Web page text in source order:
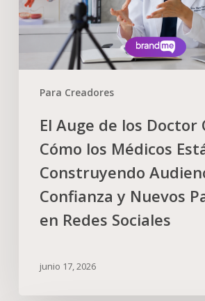
Para Creadores
El Auge de los Doctor
Cómo los Médicos
Construyendo
Confianza y Nuevos
en Redes Sociales
junio 17, 2026